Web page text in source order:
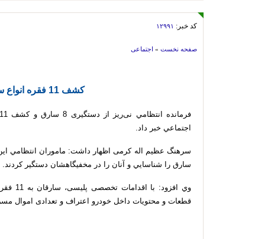
کد خبر: ۱۲۹۹۱
صفحه نخست » اجتماعی
کشف 11 فقره انواع سرقت در نی‌ریز
اجتماعي خبر داد.
سارق را شناسايي و آنان را در مخفيگاهشان دستگير کردند.
وي
قطعات و محتويات داخل خودرو اعتراف و تعدادی اموال